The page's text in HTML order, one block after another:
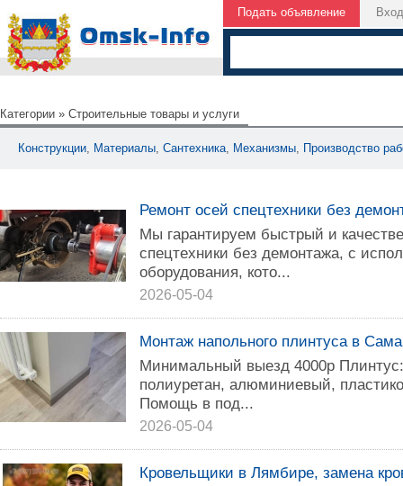
Подать объявление Вход
Категории » Строительные товары и услуги
Конструкции, Материалы, Сантехника, Механизмы, Производство
Ремонт осей спецтехники без
Мы гарантируем быстрый и
спецтехники без демонтажа, с
оборудования, кото...
2026-05-04
Монтаж напольного плинтуса в
Минимальный выезд 4000р
полиуретан, алюминиевый,
Помощь в под...
2026-05-04
Кровельщики в Лямбире, замена